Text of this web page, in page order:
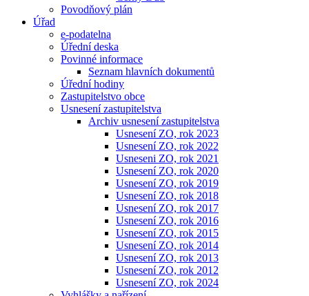
Povodňový plán
Úřad
e-podatelna
Úřední deska
Povinné informace
Seznam hlavních dokumentů
Úřední hodiny
Zastupitelstvo obce
Usnesení zastupitelstva
Archiv usnesení zastupitelstva
Usnesení ZO, rok 2023
Usnesení ZO, rok 2022
Usneseni ZO, rok 2021
Usnesení ZO, rok 2020
Usnesení ZO, rok 2019
Usnesení ZO, rok 2018
Usnesení ZO, rok 2017
Usnesení ZO, rok 2016
Usnesení ZO, rok 2015
Usnesení ZO, rok 2014
Usnesení ZO, rok 2013
Usnesení ZO, rok 2012
Usnesení ZO, rok 2024